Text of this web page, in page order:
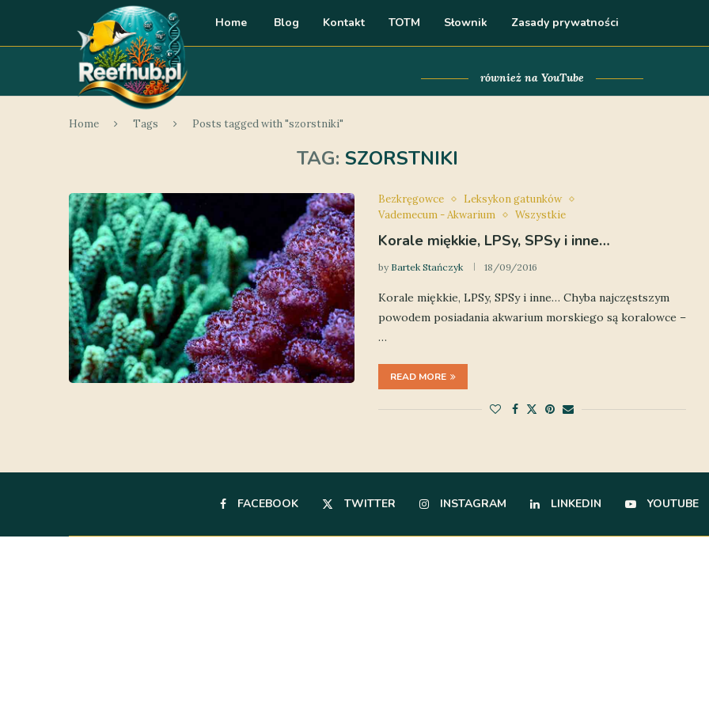
Home Blog Kontakt TOTM Słownik Zasady prywatności
również na YouTube
Home Tags Posts tagged with "szorstniki"
TAG: SZORSTNIKI
Bezkręgowce
Leksykon gatunków
Vademecum - Akwarium
Wszystkie
Korale miękkie, LPSy, SPSy i inne…
by Bartek Stańczyk 18/09/2016
Korale miękkie, LPSy, SPSy i inne… Chyba najczęstszym
powodem posiadania akwarium morskiego są koralowce –
…
READ MORE
FACEBOOK TWITTER INSTAGRAM LINKEDIN YOUTUBE